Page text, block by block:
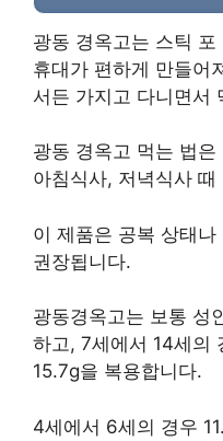
광동 경옥고는 스틱
휴대가 편하게 만들어
서든 가지고 다니면서
광동 경옥고 먹는 법
아침식사, 저녁식사
이 제품은 공복 상태
권장됩니다.
광동경옥고는 보통 성
하고, 7세에서 14세의
15.7g을 복용합니다.
​4세에서 6세의 경우